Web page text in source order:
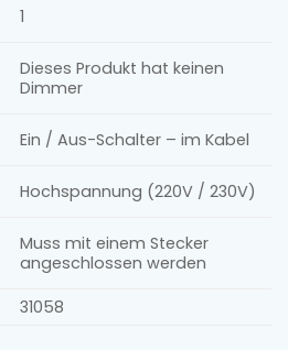
1
Dieses Produkt hat keinen
Dimmer
Ein / Aus-Schalter – im Kabel
Hochspannung (220V / 230V)
Muss mit einem Stecker
angeschlossen werden
31058